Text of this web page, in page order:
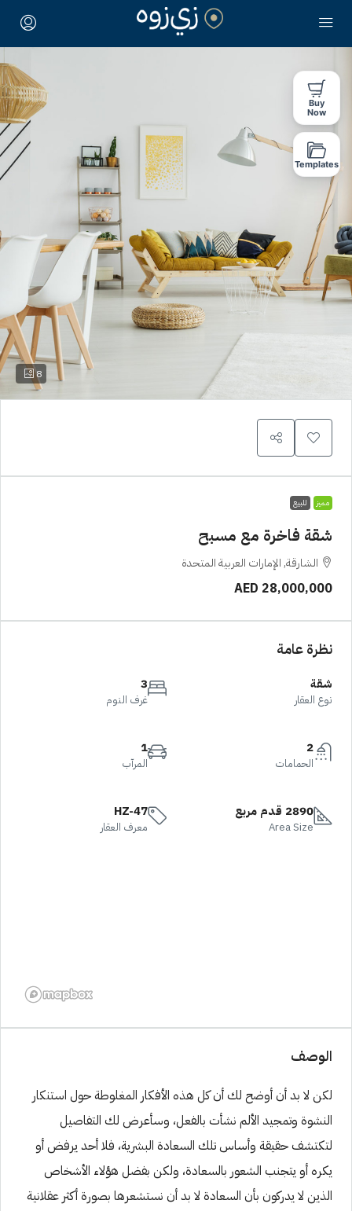
8
مميز للبيع
شقة فاخرة مع مسبح
الشارقة, الإمارات العربية المتحدة
AED 28,000,000
نظرة عامة
شقة
نوع العقار
3
غرف النوم
2
الحمامات
1
المرآب
2890 قدم مربع
Area Size
HZ-47
معرف العقار
الوصف
لكن لا بد أن أوضح لك أن كل هذه الأفكار المغلوطة حول استنكار
النشوة وتمجيد الألم نشأت بالفعل، وسأعرض لك التفاصيل
لتكتشف حقيقة وأساس تلك السعادة البشرية، فلا أحد يرفض أو
يكره أو يتجنب الشعور بالسعادة، ولكن بفضل هؤلاء الأشخاص
الذين لا يدركون بأن السعادة لا بد أن نستشعرها بصورة أكثر عقلانية
Buy
Now
Templates